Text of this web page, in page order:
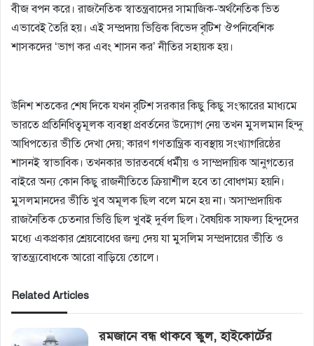
বীজ বপন করে। রাজনৈতিক স্বাতন্ত্রবাদের সামাজিক-অর্থনৈতিক ভিত
এভাবেই তৈরি হয়। এই সম্প্রদায় ভিত্তিক বিভেদ বৃটিশ ঔপনিবেশিক
শাসকদের ‘ভাগ কর এবং শাসন কর’ নীতির সহায়ক হয়।
উনিশ শতকের শেষ দিকে যখন বৃটিশ সরকার কিছু কিছু সংস্কারের মাধ্যমে
ভারতে প্রতিনিধিত্বমূলক ব্যবস্থা প্রবর্তনের উদ্যোগ নেয় তখন মুসলমান হিন্দু
আধিপত্যের ভীতি দেখা দেয়; কারণ গণতান্ত্রিক ব্যবস্থায় সংখ্যাগরিষ্ঠের
শাসনই স্বাভাবিক। তখনকার ভারতবর্ষে ধর্মীয় ও সাম্প্রদায়িক আনুগত্যের
বাইরে অন্য কোন কিছু রাজনীতিতে ক্রিয়াশীল হবে তা বােধগম্য হয়নি।
মুসলমানদের ভীতি খুব অমূলক ছিল বলে মনে হয় না। অসাম্প্রদায়িক
রাজনৈতিক চেতনার ভিত্তি ছিল খুবই দুর্বল ছিল। বৈষয়িক সাফল্য হিন্দুদের
মধ্যে একপ্রকার শ্রেয়বােধের জন্ম দেয় যা মুসলিম সম্প্রদায়ের ভীতি ও
স্বাতন্ত্র্যবােধকে আরাে বাড়িয়ে তােলে।
Related Articles
রমজানে বন্ধ থাকবে স্কুল, হাইকোর্টের‌